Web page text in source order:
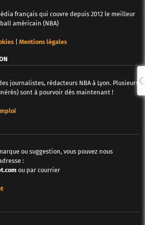
français qui couvre depuis 2012 le meilleur
américain (NBA)
| Mentions légales
journalistes, rédacteurs NBA à Lyon. Plusieurs
sont à pourvoir dès maintenant !
ou suggestion, vous pouvez nous
:
ou par courrier